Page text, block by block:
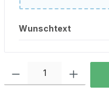
Wunschtext
Produkt Anzahl: Gib den